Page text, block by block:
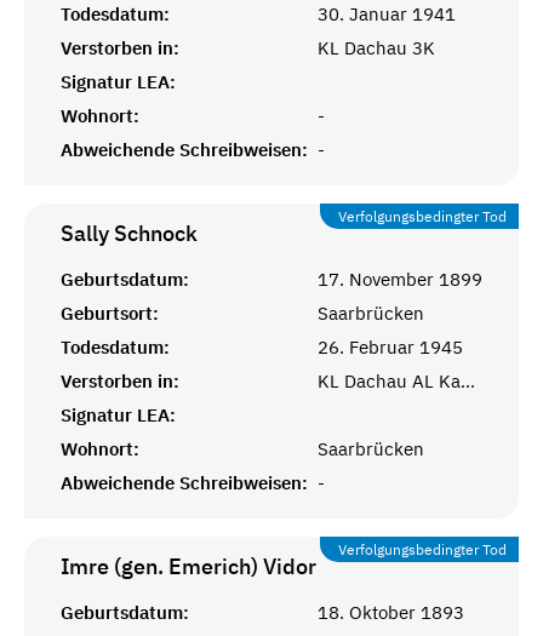
Todesdatum:
30. Januar 1941
Verstorben in:
KL Dachau 3K
Signatur LEA:
Wohnort:
-
Abweichende Schreibweisen: -
Verfolgungsbedingter Tod
Sally Schnock
Geburtsdatum:
17. November 1899
Geburtsort:
Saarbrücken
Todesdatum:
26. Februar 1945
Verstorben in:
KL Dachau AL Kaufering
Signatur LEA:
Wohnort:
Saarbrücken
Abweichende Schreibweisen: -
Verfolgungsbedingter Tod
Imre (gen. Emerich) Vidor
Geburtsdatum:
18. Oktober 1893